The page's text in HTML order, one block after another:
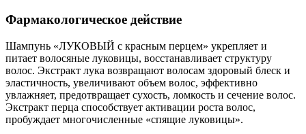
Фармакологическое действие
Шампунь «ЛУКОВЫЙ с красным перцем» укрепляет и
питает волосяные луковицы, восстанавливает структуру
волос. Экстракт лука возвращают волосам здоровый блеск и
эластичность, увеличивают объем волос, эффективно
увлажняет, предотвращает сухость, ломкость и сечение волос.
Экстракт перца способствует активации роста волос,
пробуждает многочисленные «спящие луковицы».